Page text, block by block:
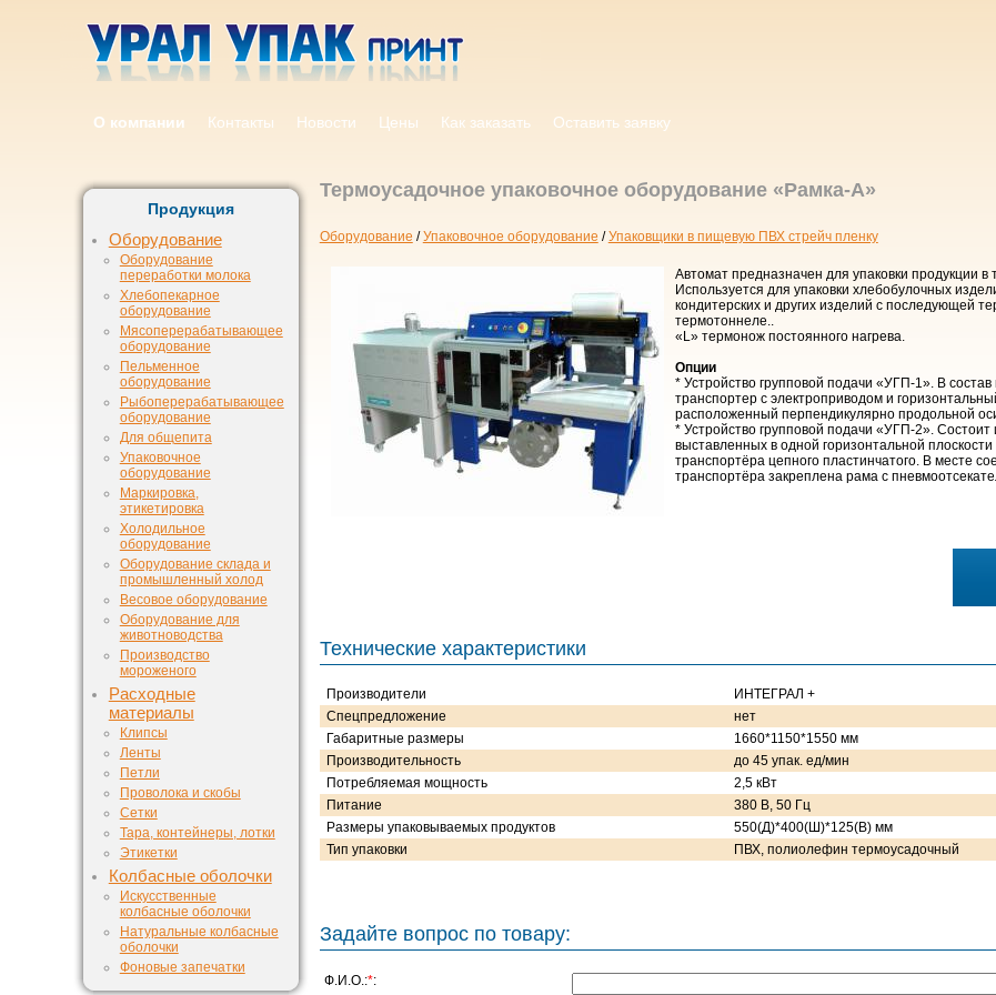
О компании Контакты Новости Цены Как заказать Оставить заявку
Продукция
Оборудование
Оборудование
переработки молока
Хлебопекарное
оборудование
Мясоперерабатывающее
оборудование
Пельменное
оборудование
Рыбоперерабатывающее
оборудование
Для общепита
Упаковочное
оборудование
Маркировка,
этикетировка
Холодильное
оборудование
Оборудование склада и
промышленный холод
Весовое оборудование
Оборудование для
животноводства
Производство
мороженого
Расходные
материалы
Клипсы
Ленты
Петли
Проволока и скобы
Сетки
Тара, контейнеры, лотки
Этикетки
Колбасные оболочки
Искусственные
колбасные оболочки
Натуральные колбасные
оболочки
Фоновые запечатки
Термоусадочное упаковочное оборудование «Рамка-А»
Оборудование /Упаковочное оборудование /Упаковщики в пищевую ПВХ стрейч пленку
Автомат предназначен для упаковки продукции в
Используется для упаковки хлебобулочных
кондитерских и других изделий с последующей
термотоннеле..
«L» термонож постоянного нагрева.
Опции
* Устройство групповой подачи «УГП-1». В
транспортер с электроприводом и
расположенный перпендикулярно продольной
* Устройство групповой подачи «УГП-2».
выставленных в одной горизонтальной плоскости
транспортёра цепного пластинчатого. В месте
транспортёра закреплена рама с
Технические характеристики
Производители
ИНТЕГРАЛ +
Спецпредложение
нет
Габаритные размеры
1660*1150*1550 мм
Производительность
до 45 упак. ед/мин
Потребляемая мощность
2,5 кВт
Питание
380 В, 50 Гц
Размеры упаковываемых продуктов
550(Д)*400(Ш)*125(В) мм
Тип упаковки
ПВХ, полиолефин термоусадочный
Задайте вопрос по товару:
Ф.И.О.:*: